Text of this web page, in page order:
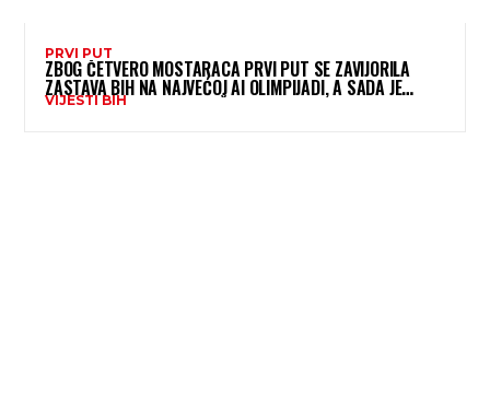
PRVI PUT
ZBOG ČETVERO MOSTARACA PRVI PUT SE ZAVIJORILA
ZASTAVA BIH NA NAJVEĆOJ AI OLIMPIJADI, A SADA JE
NJIHOV MENTOR POSTAO ČLAN KOMITETA MEĐUNARODNE
VIJESTI BIH